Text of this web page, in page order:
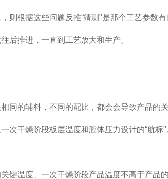
则根据这些问题反推“猜测"是那个工艺参数有
后推进，一直到工艺放大和生产。
同的辅料，不同的配比，都会会导致产品的关
一次干燥阶段板层温度和腔体压力设计的“航标"
键温度、一次干燥阶段产品温度不高于产品